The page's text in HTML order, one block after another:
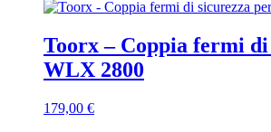
Toorx – Coppia fermi
WLX 2800
179,00 €